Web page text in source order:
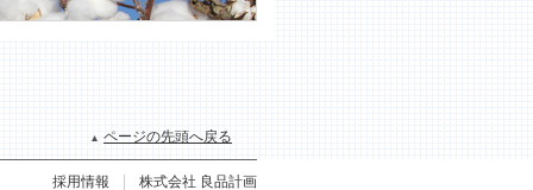
ページの先頭へ戻る
株式会社 良品計画
採用情報